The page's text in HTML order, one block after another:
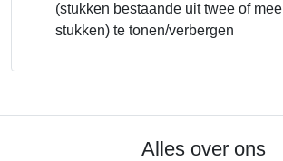
(stukken bestaande uit twee of
stukken) te tonen/verbergen
Alles over ons